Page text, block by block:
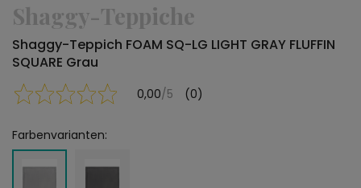
Shaggy-Teppiche
Shaggy-Teppich FOAM SQ-LG LIGHT GRAY FLUFFIN
SQUARE Grau
0,00/5 (0)
Farbenvarianten: